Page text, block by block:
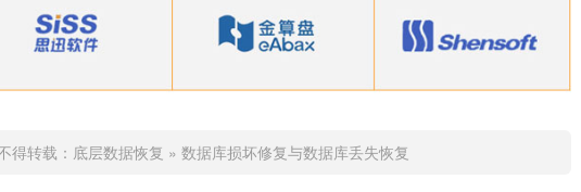
得转载： 底层数据恢复 » 数据库损坏修复与数据库丢失恢复